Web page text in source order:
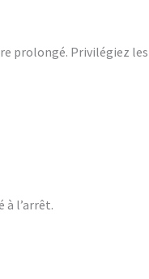
prolongé. Privilégiez les
l’arrêt.